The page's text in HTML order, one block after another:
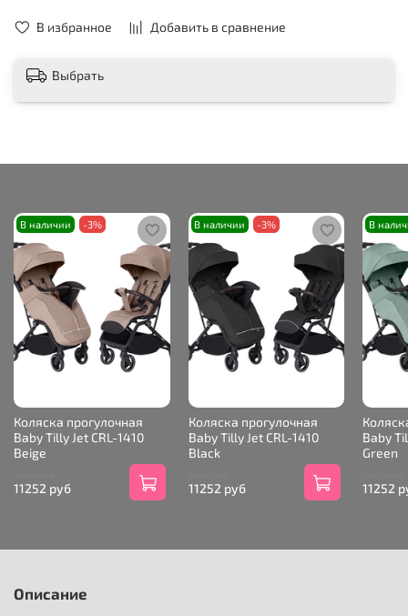
В избранное Добавить в сравнение
Выбрать
В наличии -3%
Коляска прогулочная
Baby Tilly Jet CRL-1410
Beige
11252 руб
В наличии -3%
Коляска прогулочная
Baby Tilly Jet CRL-1410
Black
11252 руб
В
Baby
Green
11252
Описание